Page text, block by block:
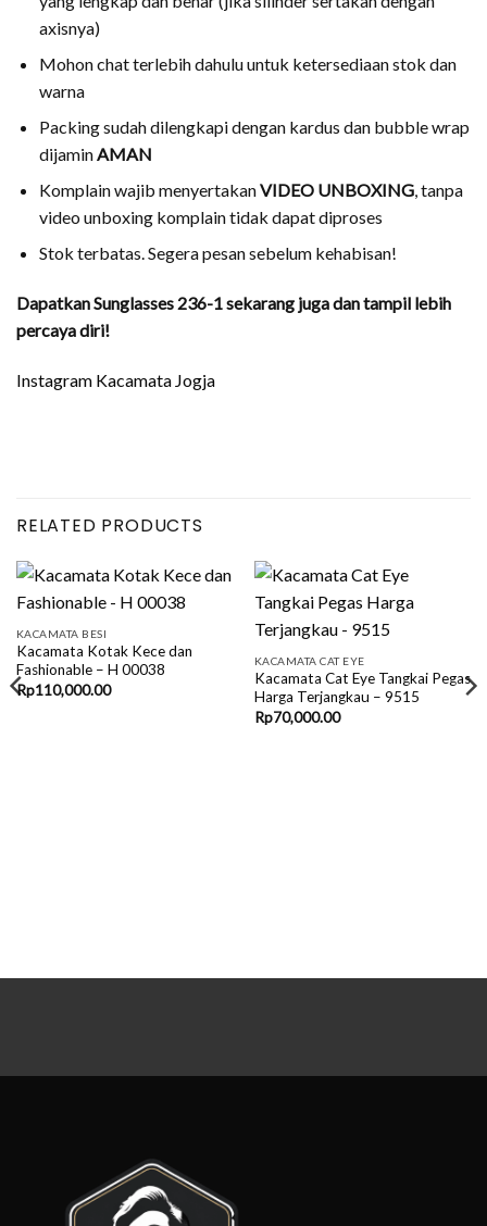
axisnya)
Mohon chat terlebih dahulu untuk ketersediaan stok dan
warna
Packing sudah dilengkapi dengan kardus dan bubble wrap
dijaminAMAN
Komplain wajib menyertakanVIDEO UNBOXING, tanpa
video unboxing komplain tidak dapat diproses
Stok terbatas. Segera pesan sebelum kehabisan!
Dapatkan Sunglasses 236-1 sekarang juga dan tampil lebih
percaya diri!
Instagram Kacamata Jogja
RELATED PRODUCTS
KACAMATA BESI
Kacamata Kotak Kece dan
Fashionable – H 00038
Rp110,000.00
KACAMATA CAT EYE
Kacamata Cat Eye Tangkai Pegas
Harga Terjangkau – 9515
Rp70,000.00